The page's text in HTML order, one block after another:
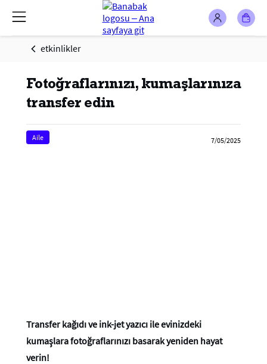
etkinlikler
Fotoğraflarınızı, kumaşlarınıza
transfer edin
Aile 7/05/2025
Transfer kağıdı ve ink-jet yazıcı ile evinizdeki
kumaşlara fotoğraflarınızı basarak yeniden hayat
verin!